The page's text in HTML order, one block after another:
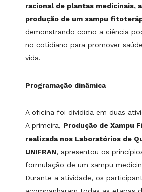
racional de plantas medicinais,
produção de um xampu
demonstrando como a ciência
no cotidiano para promover
vida.
Programação dinâmica
A oficina foi dividida em duas
A primeira, Produção de Xampu
realizada nos Laboratórios de
UNIFRAN, apresentou os
formulação de um xampu
Durante a atividade, os